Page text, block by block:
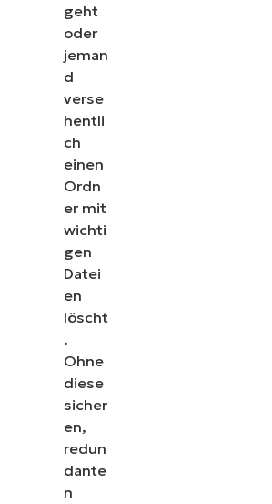
geht
oder
jeman
d
verse
hentli
ch
einen
Ordn
er mit
wichti
gen
Datei
en
löscht
.
Ohne
diese
sicher
en,
redun
dante
n